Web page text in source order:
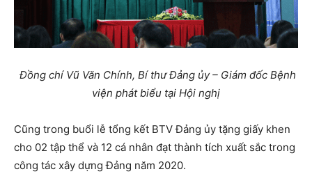
Đồng chí Vũ Văn Chính, Bí thư Đảng ủy – Giám đốc Bệnh
viện phát biểu tại Hội nghị
Cũng trong buổi lễ tổng kết BTV Đảng ủy tặng giấy khen
cho 02 tập thể và 12 cá nhân đạt thành tích xuất sắc trong
công tác xây dựng Đảng năm 2020.